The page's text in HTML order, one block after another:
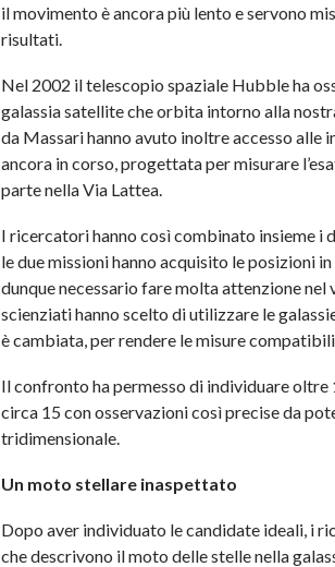
il movimento è ancora più lento e servono
risultati.
Nel 2002 il telescopio spaziale Hubble ha
galassia satellite che orbita intorno alla
da Massari hanno avuto inoltre accesso alle
ancora in corso, progettata per misurare
parte nella Via Lattea.
I ricercatori hanno così combinato insieme i
le due missioni hanno acquisito le posizioni
dunque necessario fare molta attenzione
scienziati hanno scelto di utilizzare le
è cambiata, per rendere le misure
Il confronto ha permesso di individuare oltre
circa 15 con osservazioni così precise da
tridimensionale.
Un moto stellare inaspettato
Dopo aver individuato le candidate ideali, i
che descrivono il moto delle stelle nella